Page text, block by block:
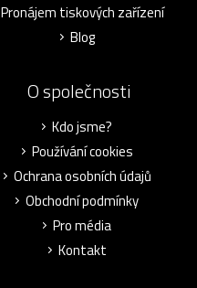
Pronájem tiskových zařízení
Blog
O společnosti
Kdo jsme?
Používání cookies
Ochrana osobních údajů
Obchodní podmínky
Pro média
Kontakt